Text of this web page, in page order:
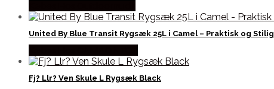
United By Blue Transit Rygsæk 25L i Camel – Praktisk og Stilig
Fj? Llr? Ven Skule L Rygsæk Black